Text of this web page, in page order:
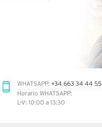
WHATSAPP: +34 663 34 44 55
Horario WHATSAPP:
L-V: 10:00 a 13:30